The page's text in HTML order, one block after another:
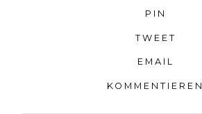
PIN
TWEET
EMAIL
KOMMENTIEREN